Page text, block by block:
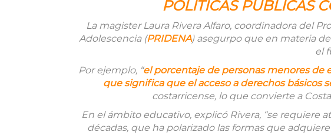
POLÍTICAS PÚBLICAS
La magister Laura Rivera Alfaro, coordinadora del
Adolescencia (PRIDENA) asegurpo que en materia
el
Por ejemplo, “el porcentaje de personas menores de
que significa que el acceso a derechos básicos
costarricense, lo que convierte a
En el ámbito educativo, explicó Rivera, “se
décadas, que ha polarizado las formas que